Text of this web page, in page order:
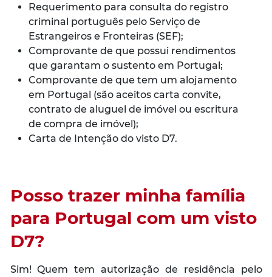
Requerimento para consulta do registro
criminal português pelo Serviço de
Estrangeiros e Fronteiras (SEF);
Comprovante de que possui rendimentos
que garantam o sustento em Portugal;
Comprovante de que tem um alojamento
em Portugal (são aceitos carta convite,
contrato de aluguel de imóvel ou escritura
de compra de imóvel);
Carta de Intenção do visto D7.
Posso trazer minha família
para Portugal com um visto
D7?
Sim! Quem tem autorização de residência pelo